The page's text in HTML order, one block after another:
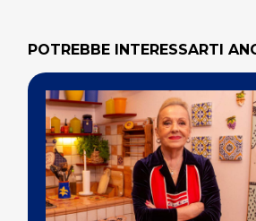
POTREBBE INTERESSARTI